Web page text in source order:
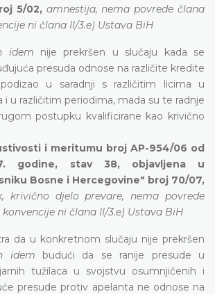
5/02, amnestija, nema povrede člana
ni člana II/3.e) Ustava BiH
idem nije prekršen u slučaju kada se
presuda odnose na različite kredite
u saradnji s različitim licima u
i u različitim periodima, mada su te radnje
postupku kvalificirane kao krivično
i meritumu broj AP-954/06 od
godine, stav 38, objavljena u
Bosne i Hercegovine" broj 70/07,
krivično djelo prevare, nema povrede
ni člana II/3.e) Ustava BiH
da u konkretnom slučaju nije prekršen
idem budući da se ranije presude u
tužilaca u svojstvu osumnjičenih i
presude protiv apelanta ne odnose na